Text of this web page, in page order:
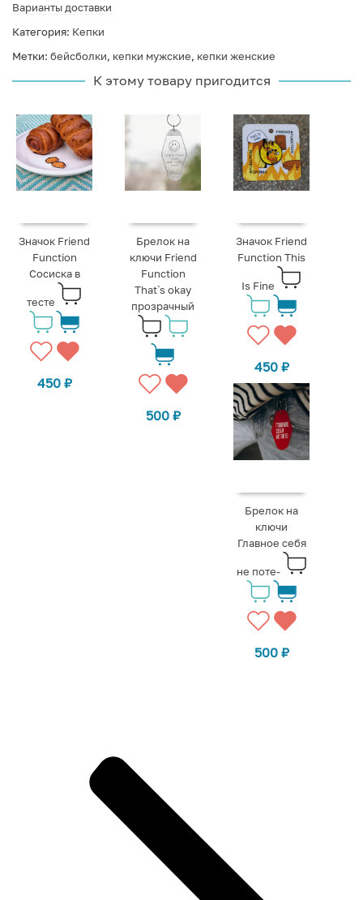
Варианты доставки
Категория: Кепки
Метки: бейсболки, кепки мужские, кепки женские
К этому товару пригодится
Значок Friend
Function
Сосиска в
тесте
450 ₽
Брелок на
ключи Friend
Function
That`s okay
прозрачный
500 ₽
Значок Friend
Function This
Is Fine
450 ₽
Брелок на
ключи
Главное себя
не поте-
500 ₽